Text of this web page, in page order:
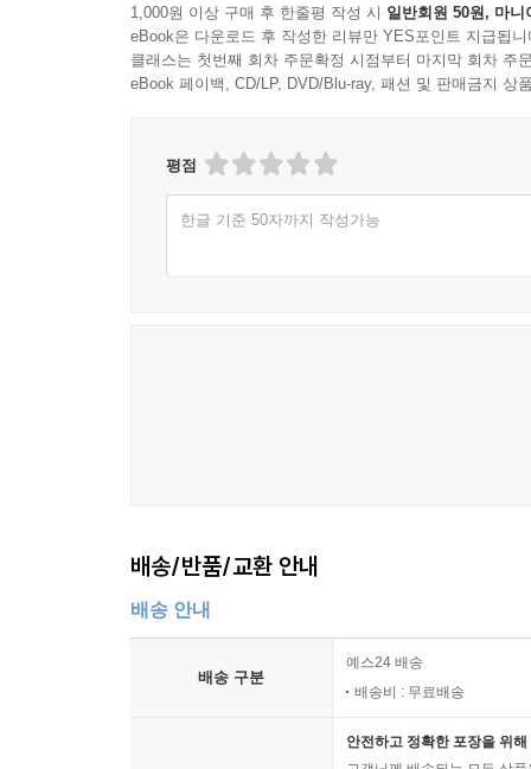
영화감독이 되어 친부모를 찾아 나선 자신의 이
친어머니를 만난다고 해도 “상실이라는 이름의
상실이라는 욕망을 좇지 않았다면 만날 수 없었
청춘 남녀의 사랑을 주제로 욕망의 문제를 다룬
신분 등의 제약에서 자유롭지 못한 여성들이다.
그러나 사랑의 욕망이 지닌 순수함과 진실함은
말한다. 욕망은 어쩌면 뜨겁고 들끓는 성질의 어
강세황의 이야기를 통해 전하는 듯하다.
6장 「소설 『요재지이』에 투영된 여우와 귀
김월회 교수는 인간의 욕망과 비교할 때 소설 속
이치를 깨닫기도 한다. 현실 속 우리가 특별히 욕
1,000원 이상 구매 후 한줄평 작성 시 일반회원 50원, 마니
eBook은 다운로드 후 작성한 리뷰만 YES포인트 지급됩니
클래스는 첫번째 회차 주문확정 시점부터 마지막 회차 주
eBook 페이백, CD/LP, DVD/Blu-ray, 패션 및 판매금지 상
평점
한글 기준 50자까지 작성가능
배송/반품/교환 안내
배송 안내
배송 구분
예스24 배송
배송비 : 무료배송
안전하고 정확한 포장을 위